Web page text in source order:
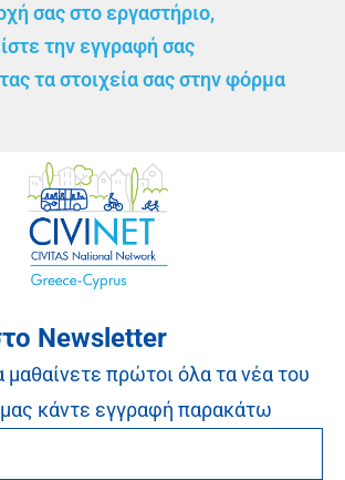
σας στο εργαστήριο,
την εγγραφή σας
τα στοιχεία σας στην φόρμα
Newsletter
μαθαίνετε πρώτοι όλα τα νέα του
κάντε εγγραφή παρακάτω